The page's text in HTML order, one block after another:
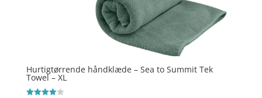
Hurtigtørrende håndklæde – Sea to Summit Tek
Towel – XL